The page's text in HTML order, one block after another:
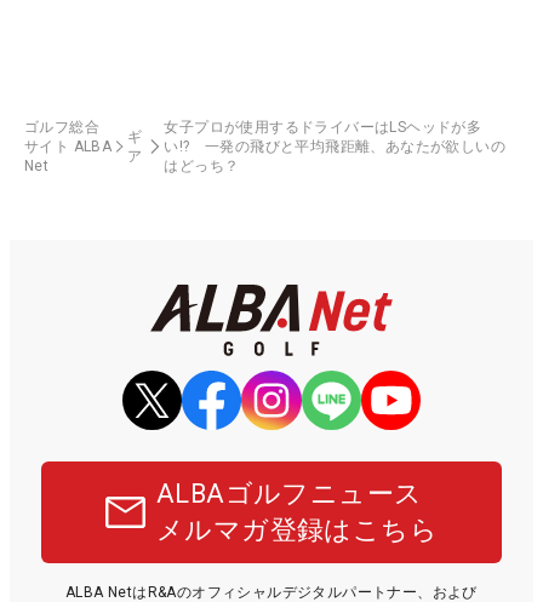
ゴルフ総合
サイト ALBA
Net
ギ
ア
女子プロが使用するドライバーはLSヘッドが多
い!? 一発の飛びと平均飛距離、あなたが欲しいの
はどっち？
ALBAゴルフニュース
メルマガ登録はこちら
ALBA NetはR&Aのオフィシャルデジタルパートナー、および